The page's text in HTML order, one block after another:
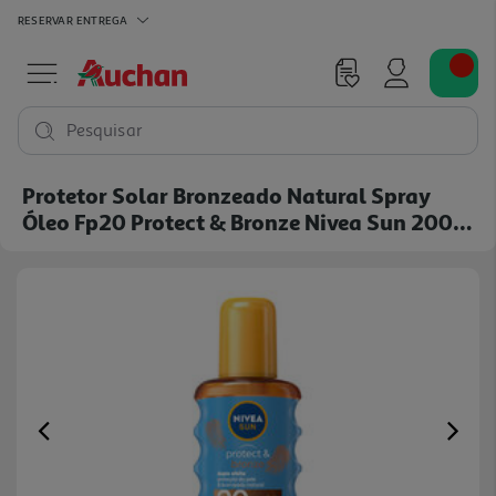
RESERVAR ENTREGA
Pesquisar
Protetor Solar Bronzeado Natural Spray
Óleo Fp20 Protect & Bronze Nivea Sun 200
Previous